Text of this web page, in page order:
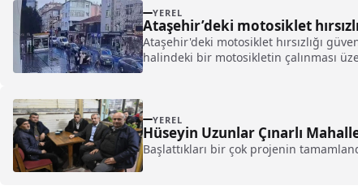
YEREL
Ataşehir’deki motosiklet
Ataşehir'deki motosiklet hırsızlığı
halindeki bir motosikletin çalınması
YEREL
Hüseyin Uzunlar Çınarlı
Başlattıkları bir çok projenin